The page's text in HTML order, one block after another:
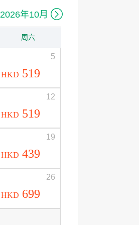
2026年10月 
周六
HKD 519
5
HKD 519
12
HKD 439
19
HKD 699
26